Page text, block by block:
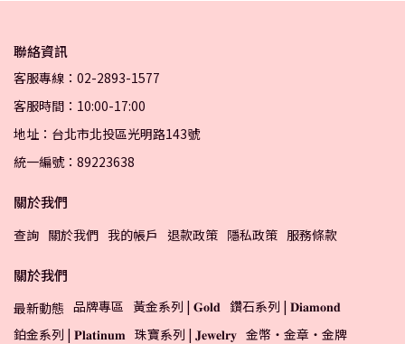
聯絡資訊
客服專線：02-2893-1577
客服時間：10:00-17:00
地址：台北市北投區光明路143號
統一編號：89223638
關於我們
查詢 關於我們 我的帳戶 退款政策 隱私政策 服務條款
關於我們
最新動態 品牌專區 黃金系列 | 𝐆𝐨𝐥𝐝 鑽石系列 | 𝐃𝐢𝐚𝐦𝐨𝐧𝐝
鉑金系列 | 𝐏𝐥𝐚𝐭𝐢𝐧𝐮𝐦 珠寶系列 | 𝐉𝐞𝐰𝐞𝐥𝐫𝐲 金幣・金章・金牌